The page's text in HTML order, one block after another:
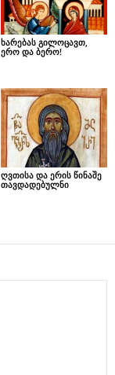
ხარებას გილოცავთ,
ერო და ბერო!
ღვთისა და ერის წინაშე
თავდადებულნი